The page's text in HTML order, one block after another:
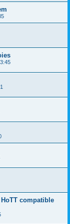
compatible